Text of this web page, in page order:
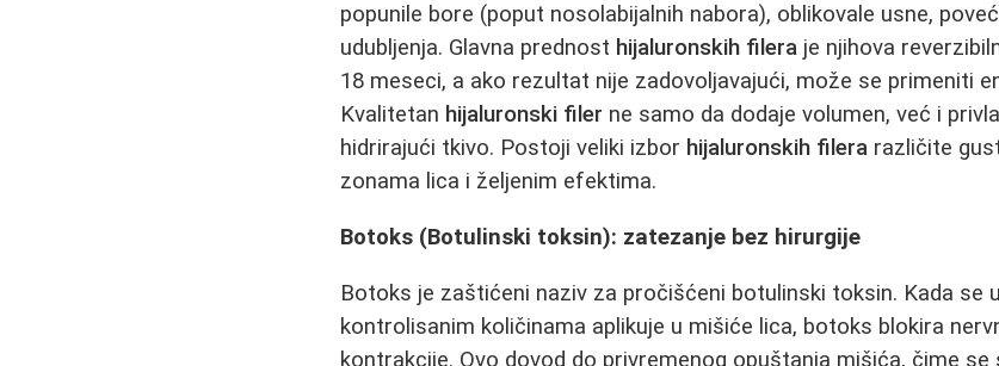
popunile bore (poput nosolabijalnih nabora), oblikovale usne,
udubljenja. Glavna prednost hijaluronskih filera je njihova
18 meseci, a ako rezultat nije zadovoljavajući, može se primeniti
Kvalitetan hijaluronski filer ne samo da dodaje volumen, već i
hidrirajući tkivo. Postoji veliki izbor hijaluronskih filera različite
zonama lica i željenim efektima.
Botoks (Botulinski toksin): zatezanje bez hirurgije
Botoks je zaštićeni naziv za pročišćeni botulinski toksin. Kada se
kontrolisanim količinama aplikuje u mišiće lica, botoks blokira
kontrakcije. Ovo dovod do privremenog opuštanja mišića, čime